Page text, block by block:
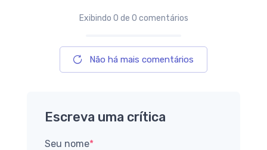
Exibindo 0 de 0 comentários
Não há mais comentários
Escreva uma crítica
Seu nome*